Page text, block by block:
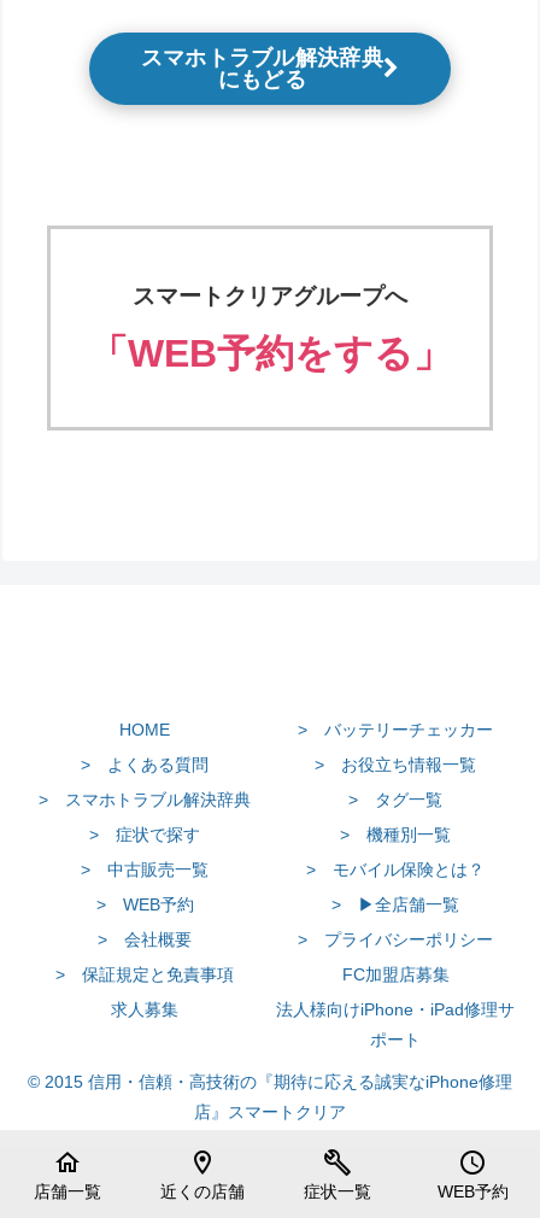
スマホトラブル解決辞典
にもどる
スマートクリアグループへ
「WEB予約をする」
HOME
> バッテリーチェッカー
> よくある質問
> お役立ち情報一覧
> スマホトラブル解決辞典
> タグ一覧
> 症状で探す
> 機種別一覧
> 中古販売一覧
> モバイル保険とは？
> WEB予約
> ▶全店舗一覧
> 会社概要
> プライバシーポリシー
> 保証規定と免責事項
FC加盟店募集
求人募集
法人様向けiPhone・iPad修理サ
ポート
© 2015 信用・信頼・高技術の『期待に応える誠実なiPhone修理
店』スマートクリア
home
店舗一覧
location_on
近くの店舗
build
症状一覧
schedule
WEB予約